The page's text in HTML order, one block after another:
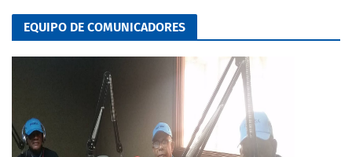
EQUIPO DE COMUNICADORES